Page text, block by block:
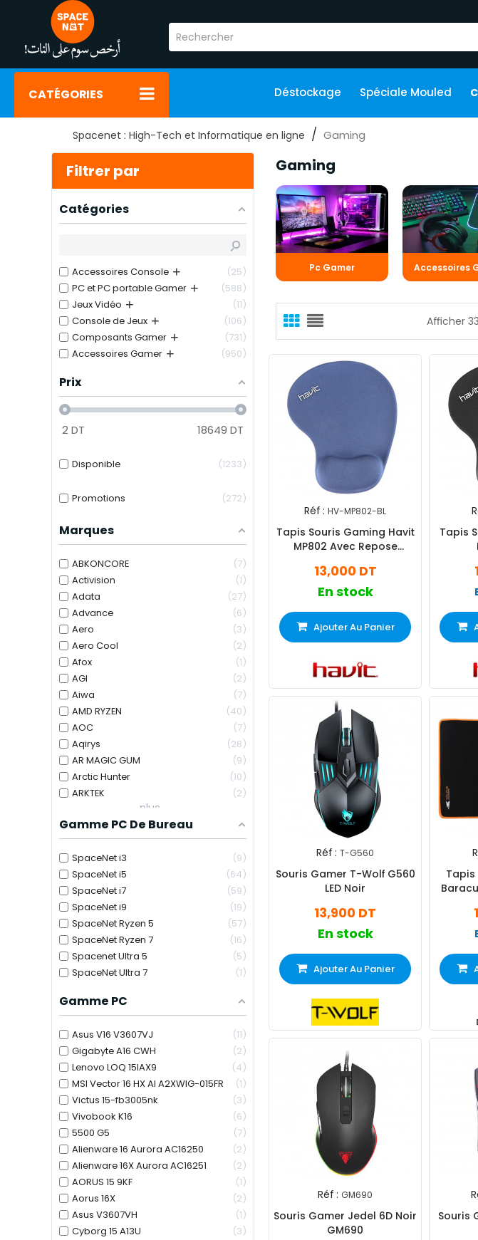
CATÉGORIES Déstockage Spéciale Mouled
Spacenet : High-Tech et Informatique en ligne Gaming
Filtrer par
Catégories
Accessoires Console +
25
PC et PC portable Gamer +
588
Jeux Vidéo +
11
Console de Jeux +
106
Composants Gamer +
731
Accessoires Gamer + 950
Prix
2 DT 18649 DT
Disponible 1233
Promotions 272
Marques
ABKONCORE
7
Activision
1
Adata
27
Advance
6
Aero
3
Aero Cool
2
Afox
1
AGI
2
Aiwa
7
AMD RYZEN
40
AOC
7
Aqirys
28
AR MAGIC GUM
9
Arctic Hunter
10
ARKTEK
2
plus...
Gamme PC De Bureau
SpaceNet i3
9
SpaceNet i5
64
SpaceNet i7
59
SpaceNet i9
19
SpaceNet Ryzen 5
57
SpaceNet Ryzen 7
16
Spacenet Ultra 5
5
SpaceNet Ultra 7
1
Gamme PC
Asus V16 V3607VJ
11
Gigabyte A16 CWH
2
Lenovo LOQ 15IAX9
4
MSI Vector 16 HX AI A2XWIG-015FR
1
Victus 15-fb3005nk
3
Vivobook K16
6
5500 G5
7
Alienware 16 Aurora AC16250
2
Alienware 16X Aurora AC16251
2
AORUS 15 9KF
1
Aorus 16X
2
Asus V3607VH
1
Cyborg 15 A13U
3
Gaming
Pc Gamer Accessoires
Afficher
Réf : HV-MP802-BL
Tapis Souris Gaming Havit
MP802 Avec Repose
13,000 DT
En stock
Ajouter Au Panier
Tapis
Réf : T-G560
Souris Gamer T-Wolf G560
LED Noir
13,900 DT
En stock
Ajouter Au Panier
Tapis
Réf : GM690
Souris Gamer Jedel 6D Noir
GM690
Souris